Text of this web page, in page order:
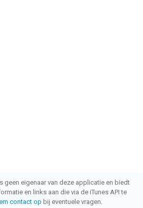
geen eigenaar van deze applicatie en biedt
en links aan die via de iTunes API te
contact op bij eventuele vragen.